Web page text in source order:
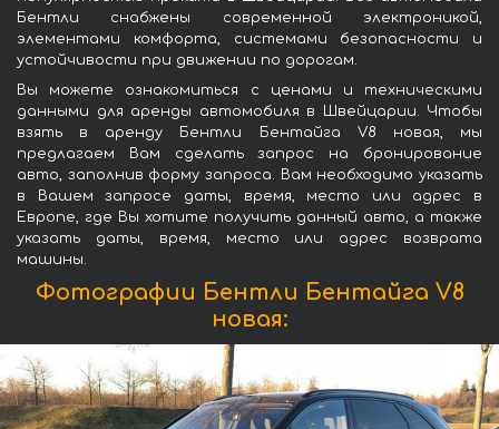
Бентли снабжены современной электроникой,
элементами комфорта, системами безопасности и
устойчивости при движении по дорогам.
Вы можете ознакомиться с ценами и техническими
данными для аренды автомобиля в Швейцарии. Чтобы
взять в аренду Бентли Бентайга V8 новая, мы
предлагаем Вам сделать запрос на бронирование
авто, заполнив форму запроса. Вам необходимо указать
в Вашем запросе даты, время, место или адрес в
Европе, где Вы хотите получить данный авто, а также
указать даты, время, место или адрес возврата
машины.
Фотографии Бентли Бентайга V8
новая: